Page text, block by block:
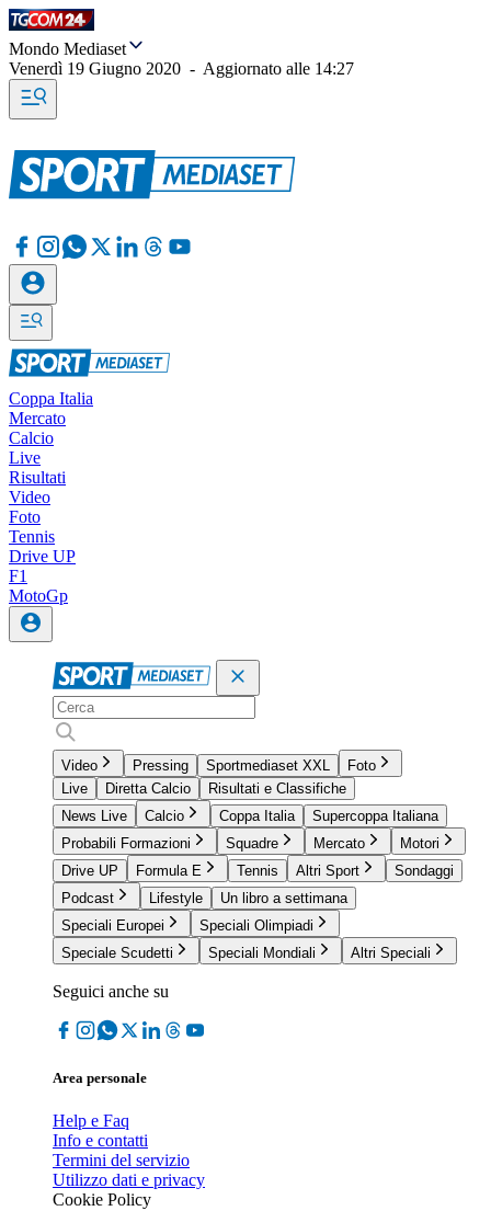
Mondo Mediaset
Venerdì 19 Giugno 2020 - Aggiornato alle 14:27
Coppa Italia
Mercato
Calcio
Live
Risultati
Video
Foto
Tennis
Drive UP
F1
MotoGp
Video Pressing Sportmediaset XXL
Foto
Live
Diretta Calcio
Risultati e Classifiche
News Live
Calcio Coppa Italia
Supercoppa Italiana
Probabili Formazioni
Squadre Mercato
Motori
Drive UP
Formula E Tennis Altri Sport
Sondaggi
Podcast
Lifestyle
Un libro a settimana
Speciali Europei
Speciali Olimpiadi
Speciale Scudetti
Speciali Mondiali Altri Speciali
Seguici anche su
Area personale
Help e Faq
Info e contatti
Termini del servizio
Utilizzo dati e privacy
Cookie Policy